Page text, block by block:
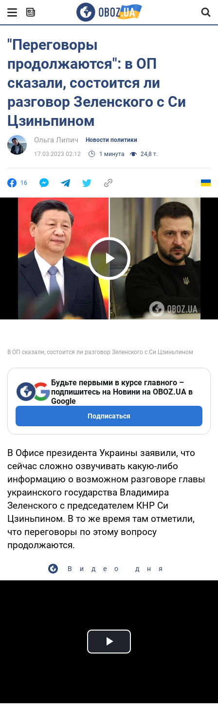
"Переговоры
продолжаются": в ОП
сказали, состоится ли
разговор Зеленского с Си
Цзиньпином
Ольга Липич Новости политики
17.03.2023 02:12 1 минута 24,8 т.
16
Play Video
Будьте первыми в курсе главного –
подпишитесь на Новини на OBOZ.UA в
Google
Подписаться
В Офисе президента Украины заявили, что
сейчас сложно озвучивать какую-либо
информацию о возможном разговоре главы
украинского государства Владимира
Зеленского с председателем КНР Си
Цзиньпином. В то же время там отметили,
что переговоры по этому вопросу
продолжаются.
Видео дня
Play Video